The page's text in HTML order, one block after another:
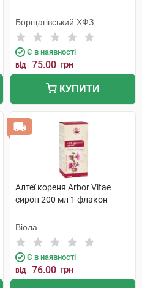
Борщагівський ХФЗ
Є в наявності
від 75.00 грн
КУПИТИ
Алтеї кореня Arbor Vitae
сироп 200 мл 1 флакон
Віола
Є в наявності
від 76.00 грн